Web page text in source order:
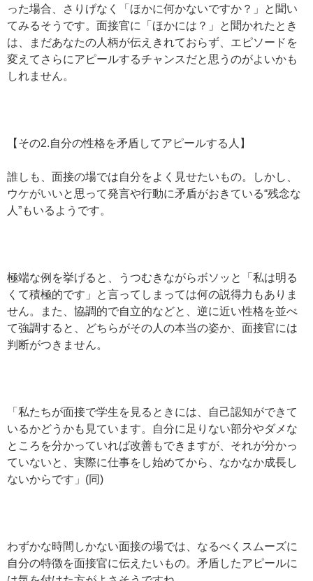
った場合、さりげなく「ほかに何かないですか？」と聞い
てみるそうです。面接官に「ほかには？」と聞かれたとき
は、まだあなたの人柄が伝えきれておらず、エピソードを
変えてさらにアピールするチャンスだと思うのがよいかも
しれません。
【その2.自分の性格を矛盾してアピールする人】
誰しも、面接の場では自分をよく見せたいもの。しかし、
ウケがいいと思って発言や行動に矛盾がおきている“残念な
人”もいるようです。
極端な例を挙げると、うつむきながらボソッと「私は明る
くて積極的です」と言ってしまっては何の説得力もありま
せん。また、協調的で自立的などと、逆に近い性格を並べ
て強調すると、どちらがその人の本当の姿か、面接官には
判断がつきません。
「私たちが面接で学生を見るときには、自己認知ができて
いるかどうかも見ています。自分に足りない部分やダメな
ところを分かっていれば改善もできますが、それが分かっ
ていないと、実際に仕事をし始めてから、なかなか成長し
ないからです」(同)
わずかな時間しかない面接の場では、なるべくスムーズに
自分の特徴を面接官に伝えたいもの。矛盾したアピールに